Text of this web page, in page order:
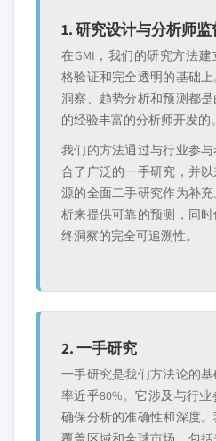
1. 研究设计与分析师监
在GMI，我们的研究方法
格验证和完全透明的基础
洞察、趋势分析和预测都
的经验丰富的分析师开发的。
我们的方法通过与行业参
合了广泛的一手研究，并
源的全面二手研究作为补
析来提供可靠的预测，同
终洞察的完全可追溯性。
2. 一手研究
一手研究是我们方法论的
率近乎80%。它涉及与行
确保分析的准确性和深度